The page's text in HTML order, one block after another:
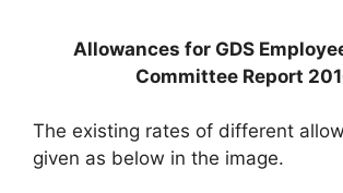
Allowances for GDS
Committee Report
The existing rates of different
given as below in the image.